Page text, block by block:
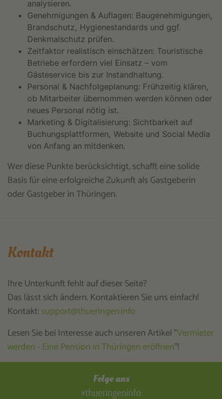
analysieren.
Genehmigungen & Auflagen: Baugenehmigungen,
Brandschutz, Hygienestandards und ggf.
Denkmalschutz prüfen.
Zeitfaktor realistisch einschätzen: Touristische
Betriebe erfordern viel Einsatz – vom
Gästeservice bis zur Instandhaltung.
Personal & Nachfolgeplanung: Frühzeitig klären,
ob Mitarbeiter übernommen werden können oder
neues Personal nötig ist.
Marketing & Digitalisierung: Sichtbarkeit auf
Buchungsplattformen, Website und Social Media
von Anfang an mitdenken.
Wer diese Punkte berücksichtigt, schafft eine solide
Basis für eine erfolgreiche Zukunft als Gastgeberin
oder Gastgeber in Thüringen.
Kontakt
Ihre Unterkunft fehlt auf dieser Seite?
Das lässt sich ändern. Kontaktieren Sie uns einfach!
Kontakt:support@thueringen.info
Lesen Sie bei Interesse auch unseren Artikel "Vermieter
werden - Eine Pension in Thüringen eröffnen"!
Folge uns
#thueringeninfo